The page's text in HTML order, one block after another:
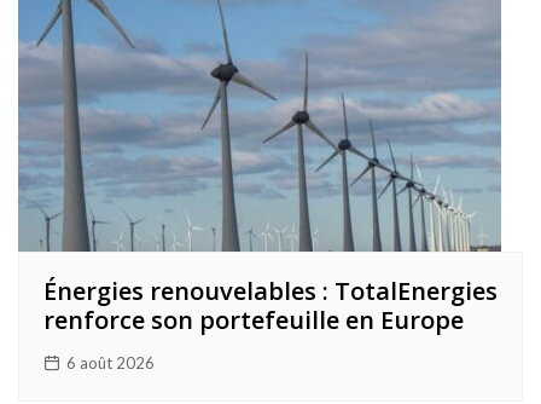
Énergies renouvelables : TotalEnergies
renforce son portefeuille en Europe
6 août 2026